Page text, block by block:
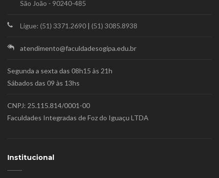
São João - 90240-485
Ligue: (51) 3371.2690 | (51) 3085.8938
atendimento@faculdadesogipa.edu.br
Segunda a sexta das 08h15 às 21h
Sábados das 09 às 13hs
CNPJ: 25.115.814/0001-00
Faculdades Integradas de Foz do Iguaçu LTDA
Institucional